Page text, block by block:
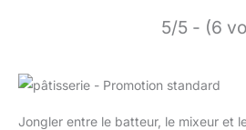
5/5 - (6
Jongler entre le batteur, le mixeur et